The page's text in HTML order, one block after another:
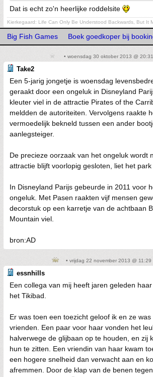
Dat is echt zo'n heerlijke roddelsite
Kierkegaard: Life Can Only Be Understood Backwards, But It
Big Fish Games Boek goedkoper bij
• woensdag 30 oktober 2013 @
Take2
Een 5-jarig jongetje is woensdag
geraakt door een ongeluk in Disneyland
kleuter viel in de attractie Pirates of the
meldden de autoriteiten. Vervolgens raakte
vermoedelijk bekneld tussen een ander
aanlegsteiger.
De precieze oorzaak van het ongeluk wordt
attractie blijft voorlopig gesloten, liet het park
In Disneyland Parijs gebeurde in 2011 voor
ongeluk. Met Pasen raakten vijf mensen
decorstuk op een karretje van de achtbaan
Mountain viel.
bron:AD
• vrijdag 22 november 2013 @ 11:29
essnhills
Een collega van mij heeft jaren geleden
het Tikibad.
Er was toen een toezicht geloof ik en ze
vrienden. Een paar voor haar vonden het
halverwege de glijbaan op te houden, en zij
hun te zitten. Een vriendin van haar kwam
een hogere snelheid dan verwacht aan en
afremmen. Door de klap van de benen